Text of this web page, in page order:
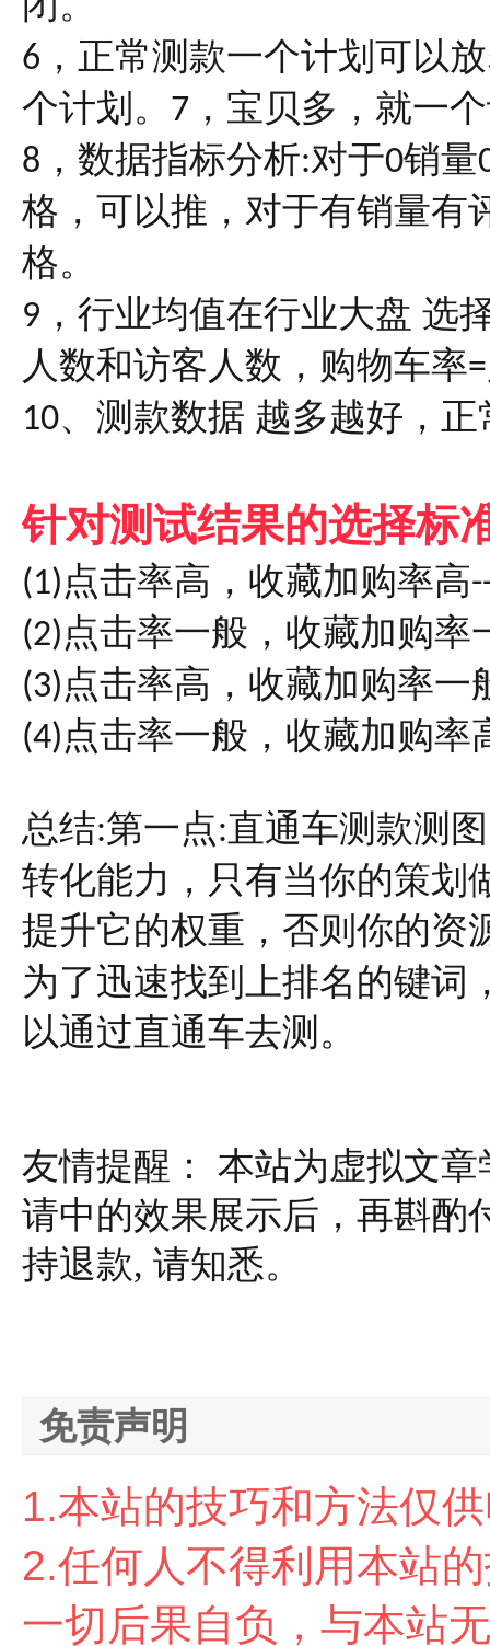
6 ，正常测款一个计划可以放
个计划。 7 ，宝贝多，就一
8 ，数据指标分析:对于0销量
格，可以推，对于有销量有
格。
9 ，行业均值在行业大盘 选
人数和访客人数，购物车率=
10、测款数据 越多越好，正
针对测试结果的选择标
(1)点击率高，收藏加购率高
(2)点击率一般，收藏加购率
(3)点击率高，收藏加购率一
(4)点击率一般，收藏加购率
总结:第一点:直通车测款测
转化能力，只有当你的策划
提升它的权重，否则你的资
为了迅速找到上排名的键词
以通过直通车去测。
友情提醒：
本站为虚拟文
请中的效果展示后，再斟酌
持退款, 请知悉。
免责声明
1.本站的技巧和方法仅
2.任何人不得利用本站
一切后果自负，与本站